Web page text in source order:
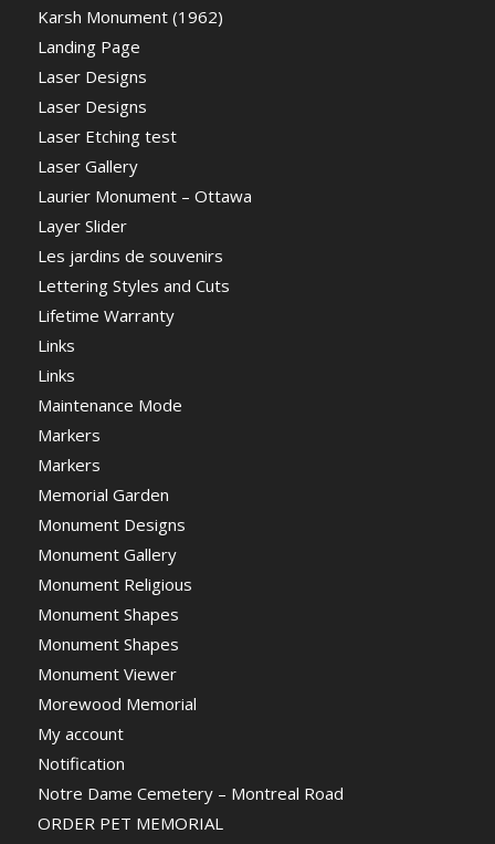
Karsh Monument (1962)
Landing Page
Laser Designs
Laser Designs
Laser Etching test
Laser Gallery
Laurier Monument – Ottawa
Layer Slider
Les jardins de souvenirs
Lettering Styles and Cuts
Lifetime Warranty
Links
Links
Maintenance Mode
Markers
Markers
Memorial Garden
Monument Designs
Monument Gallery
Monument Religious
Monument Shapes
Monument Shapes
Monument Viewer
Morewood Memorial
My account
Notification
Notre Dame Cemetery – Montreal Road
ORDER PET MEMORIAL